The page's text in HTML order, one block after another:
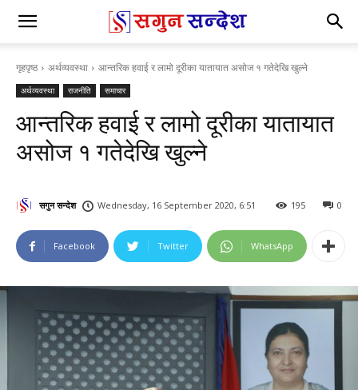
गृहपृष्ठ अर्थव्यवस्था आन्तरिक हवाई र लामो दूरीका यातायात असोज १ गतेदेखि खुल्ने
अर्थव्यवस्था राजनीति समाचार
आन्तरिक हवाई र लामो दूरीका यातायात
असोज १ गतेदेखि खुल्ने
सगुन सन्देश Wednesday, 16 September 2020, 6:51 0
195
Facebook Twitter WhatsApp